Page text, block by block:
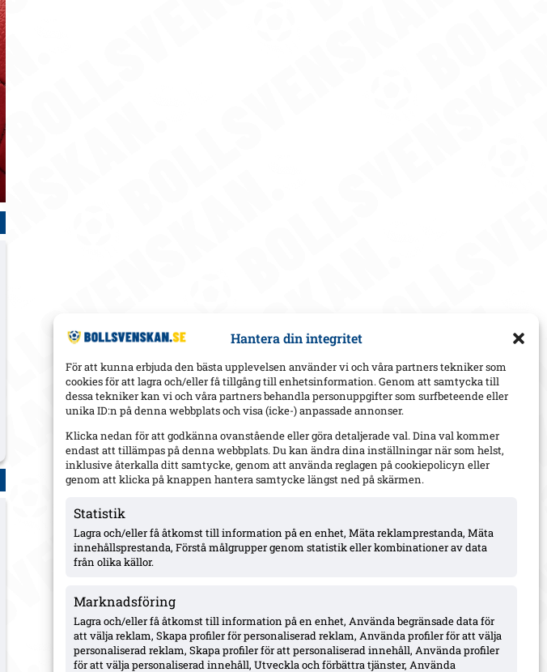
Hantera din integritet
För att kunna erbjuda den bästa upplevelsen använder vi och våra partners tekniker som
cookies för att lagra och/eller få tillgång till enhetsinformation. Genom att samtycka till
dessa tekniker kan vi och våra partners behandla personuppgifter som surfbeteende eller
unika ID:n på denna webbplats och visa (icke-) anpassade annonser.
Klicka nedan för att godkänna ovanstående eller göra detaljerade val. Dina val kommer
endast att tillämpas på denna webbplats. Du kan ändra dina inställningar när som helst,
inklusive återkalla ditt samtycke, genom att använda reglagen på cookiepolicyn eller
genom att klicka på knappen hantera samtycke längst ned på skärmen.
Statistik
Lagra och/eller få åtkomst till information på en enhet, Mäta reklamprestanda, Mäta
innehållsprestanda, Förstå målgrupper genom statistik eller kombinationer av data
från olika källor.
Marknadsföring
Lagra och/eller få åtkomst till information på en enhet, Använda begränsade data för
att välja reklam, Skapa profiler för personaliserad reklam, Använda profiler för att välja
personaliserad reklam, Skapa profiler för att personaliserad innehåll, Använda profiler
för att välja personaliserad innehåll, Utveckla och förbättra tjänster, Använda